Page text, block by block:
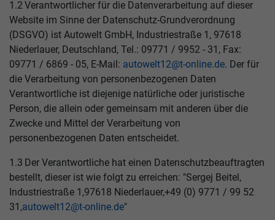
1.2 Verantwortlicher für die Datenverarbeitung auf dieser
Website im Sinne der Datenschutz-Grundverordnung
(DSGVO) ist Autowelt GmbH, Industriestraße 1, 97618
Niederlauer, Deutschland, Tel.: 09771 / 9952 - 31, Fax:
09771 / 6869 - 05, E-Mail: autowelt12@t-online.de. Der für
die Verarbeitung von personenbezogenen Daten
Verantwortliche ist diejenige natürliche oder juristische
Person, die allein oder gemeinsam mit anderen über die
Zwecke und Mittel der Verarbeitung von
personenbezogenen Daten entscheidet.
1.3 Der Verantwortliche hat einen Datenschutzbeauftragten
bestellt, dieser ist wie folgt zu erreichen: "Sergej Beitel,
Industriestraße 1,97618 Niederlauer,+49 (0) 9771 / 99 52
31,autowelt12@t-online.de"